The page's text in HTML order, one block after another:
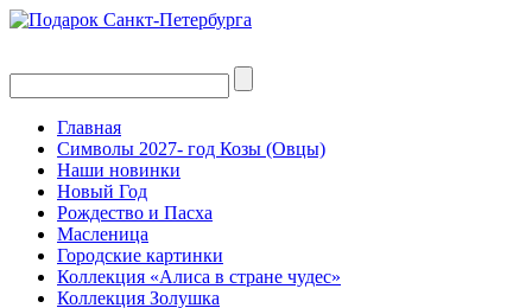
Главная
Символы 2027- год Козы (Овцы)
Наши новинки
Новый Год
Рождество и Пасха
Масленица
Городские картинки
Коллекция «Алиса в стране чудес»
Коллекция Золушка